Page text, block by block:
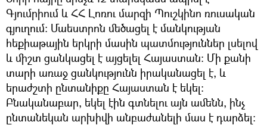
Գյումրիում և ՀՀ Լոռու մարզի Պուշկինո ռուսական
գյուղում։ Մաեստրոն մեծացել է մանկության
հեքիաթային երկրի մասին պատմություններ լսելով
և միշտ ցանկացել է այցելել Հայաստան։ Մի քանի
տարի առաջ ցանկությունն իրականացել է, և
երաժշտի ընտանիքը Հայաստան է եկել։
Բնականաբար, եկել էին գտնելու այն ամենն, ինչ
ընտանեկան արխիվի անբաժանելի մաս է դարձել։